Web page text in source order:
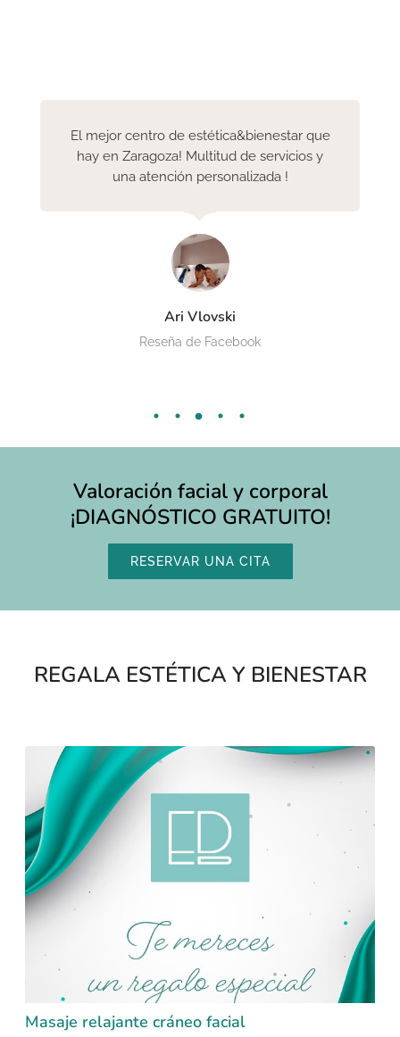
El mejor centro de estética&bienestar que
hay en Zaragoza! Multitud de servicios y
una atención personalizada !
Ari Vlovski
Reseña de Facebook
Valoración facial y corporal
¡DIAGNÓSTICO GRATUITO!
RESERVAR UNA CITA
REGALA ESTÉTICA Y BIENESTAR
Masaje relajante cráneo facial